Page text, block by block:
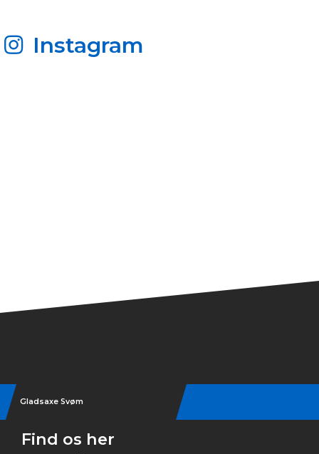
Instagram
Gladsaxe Svøm
Find os her